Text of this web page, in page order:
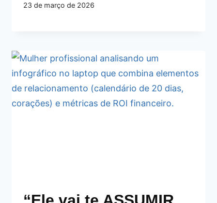
23 de março de 2026